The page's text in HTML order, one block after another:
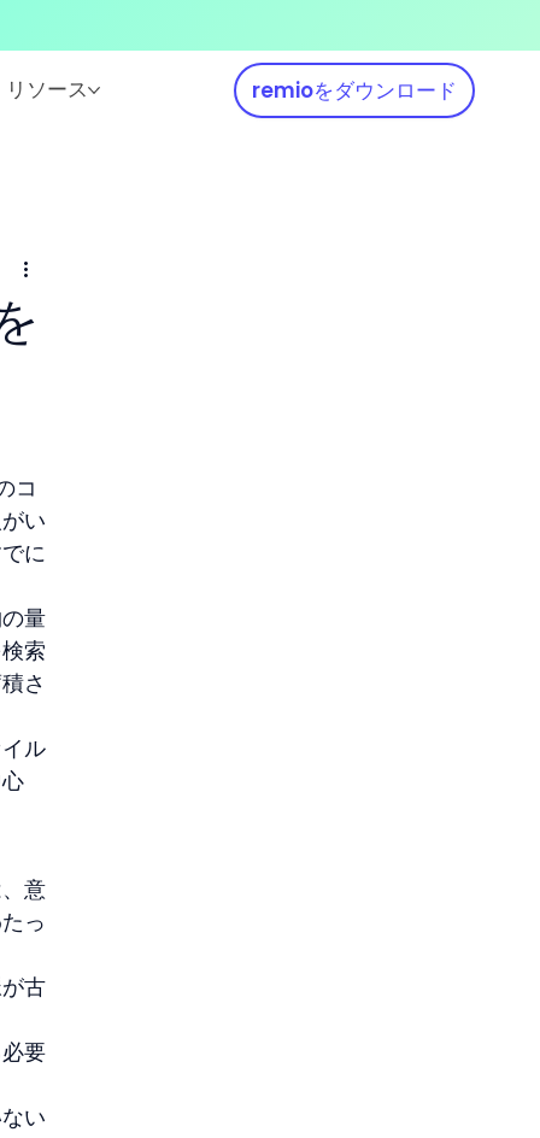
リソース remioをダウンロード
コ
い
に
量
索
さ
ル
意
っ
古
要
い